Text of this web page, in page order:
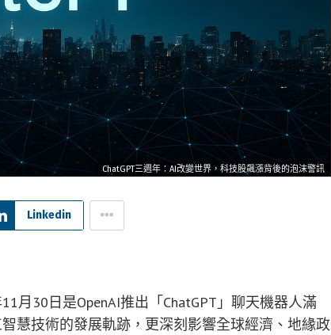
ChatGPT三週年：AI改變世界，科技股飆漲背後的泡沫警訊
Linkedin
月30日是OpenAI推出「ChatGPT」聊天機器人滿
慧技術的發展軌跡，更深刻影響全球經濟、地緣政